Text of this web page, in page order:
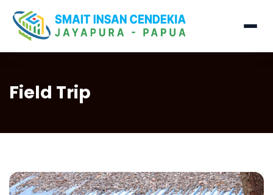
Field Trip